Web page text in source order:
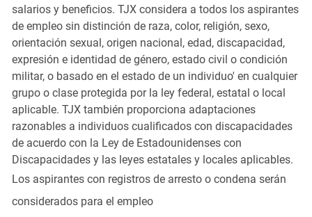
salarios y beneficios. TJX considera a todos los aspirantes
de empleo sin distinción de raza, color, religión, sexo,
orientación sexual, origen nacional, edad, discapacidad,
expresión e identidad de género, estado civil o condición
militar, o basado en el estado de un individuo' en cualquier
grupo o clase protegida por la ley federal, estatal o local
aplicable. TJX también proporciona adaptaciones
razonables a individuos cualificados con discapacidades
de acuerdo con la Ley de Estadounidenses con
Discapacidades y las leyes estatales y locales aplicables.
Los aspirantes con registros de arresto o condena serán
considerados para el empleo